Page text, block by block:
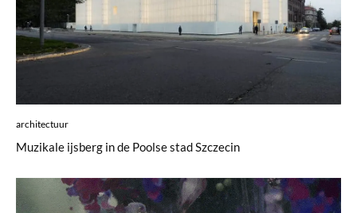
architectuur
Muzikale ijsberg in de Poolse stad Szczecin